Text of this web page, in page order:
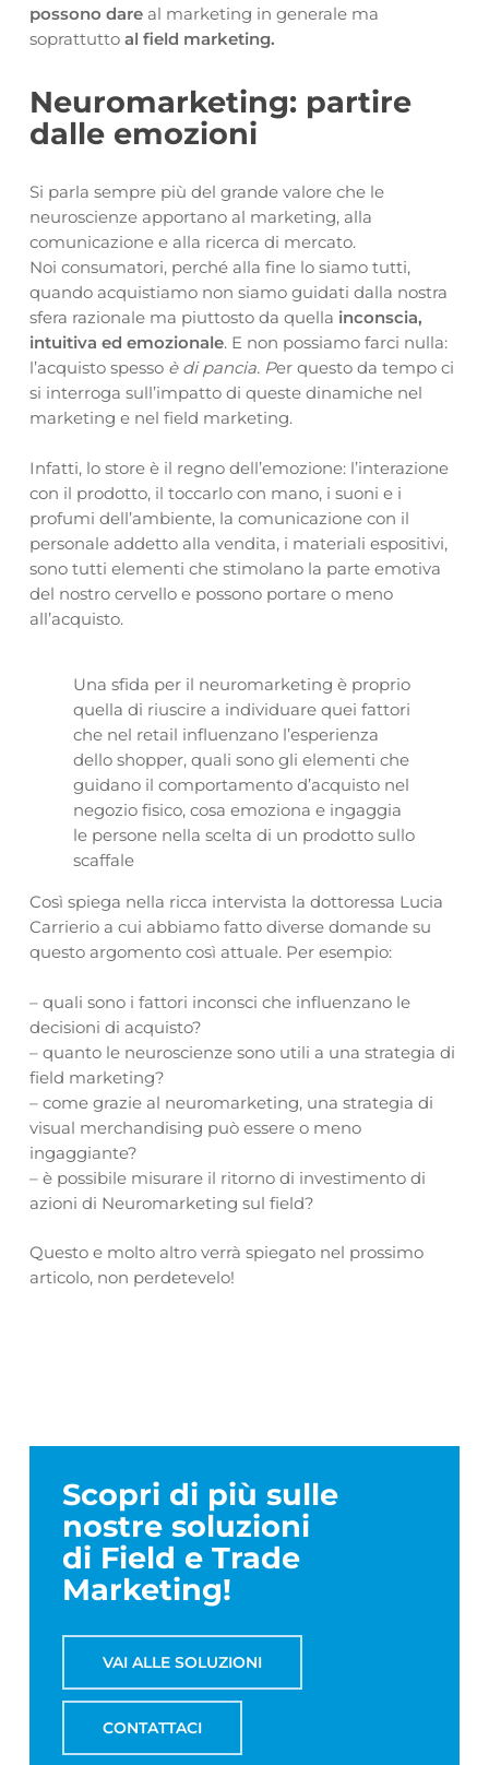
possono dareal marketing in generale ma
soprattutto al field marketing.
Neuromarketing: partire
dalle emozioni
Si parla sempre più del grande valore che le
neuroscienze apportano al marketing, alla
comunicazione e alla ricerca di mercato.
Noi consumatori, perché alla fine lo siamo tutti,
quando acquistiamo non siamo guidati dalla nostra
sfera razionale ma piuttosto da quella inconscia,
intuitiva ed emozionale. E non possiamo farci nulla:
l’acquisto spesso è di pancia. Per questo da tempo ci
si interroga sull’impatto di queste dinamiche nel
marketing e nel field marketing.
Infatti, lo store è il regno dell’emozione: l’interazione
con il prodotto, il toccarlo con mano, i suoni e i
profumi dell’ambiente, la comunicazione con il
personale addetto alla vendita, i materiali espositivi,
sono tutti elementi che stimolano la parte emotiva
del nostro cervello e possono portare o meno
all’acquisto.
Una sfida per il neuromarketing è proprio
quella di riuscire a individuare quei fattori
che nel retail influenzano l’esperienza
dello shopper, quali sono gli elementi che
guidano il comportamento d’acquisto nel
negozio fisico, cosa emoziona e ingaggia
le persone nella scelta di un prodotto sullo
scaffale
Così spiega nella ricca intervista la dottoressa Lucia
Carrierio a cui abbiamo fatto diverse domande su
questo argomento così attuale. Per esempio:
– quali sono i fattori inconsci che influenzano le
decisioni di acquisto?
– quanto le neuroscienze sono utili a una strategia di
field marketing?
– come grazie al neuromarketing, una strategia di
visual merchandising può essere o meno
ingaggiante?
– è possibile misurare il ritorno di investimento di
azioni di Neuromarketing sul field?
Questo e molto altro verrà spiegato nel prossimo
articolo, non perdetevelo!
Scopri di più sulle
nostre soluzioni
di Field e Trade
Marketing!
VAI ALLE SOLUZIONI
CONTATTACI